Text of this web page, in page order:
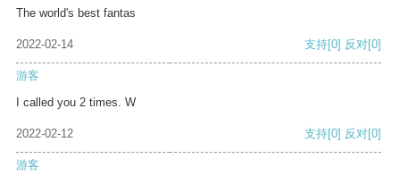
The world's best fantas
2022-02-14 支持[0] 反对[0]
游客
I called you 2 times. W
2022-02-12 支持[0] 反对[0]
游客